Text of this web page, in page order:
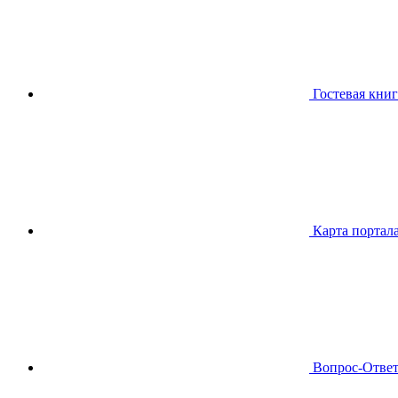
Гостевая
Карта
Вопрос-Ответ